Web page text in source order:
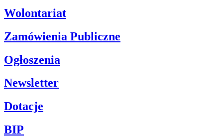
Wolontariat
Zamówienia Publiczne
Ogłoszenia
Newsletter
Dotacje
BIP